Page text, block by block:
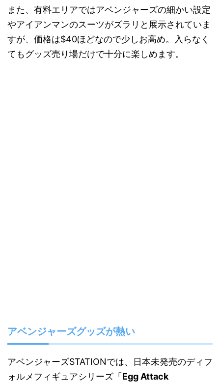
また、有料エリアではアベンジャーズの細かい設定
やアイアンマンのスーツがズラリと展示されていま
すが、価格は$40ほどなので少しお高め。入らなく
てもグッズ売り場だけで十分に楽しめます。
アベンジャーズグッズが熱い
アベンジャーズSTATIONでは、日本未発売のディフ
ォルメフィギュアシリーズ「Egg Attack